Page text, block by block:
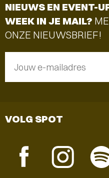
NIEUWS EN EVENT-
WEEK IN JE MAIL?
ONZE NIEUWSBRIEF!
Jouw e-mailadres
VOLG SPOT